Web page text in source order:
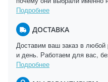
Подробнее
ДОСТАВКА
Доставим ваш заказ в любой
и день. Работаем для вас,
Подробнее